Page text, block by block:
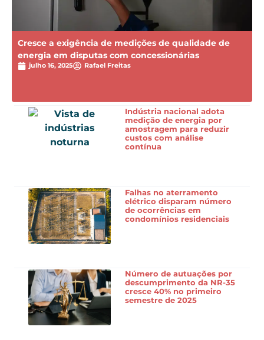
Cresce a exigência de medições de qualidade de
energia em disputas com concessionárias
julho 16, 2025 Rafael Freitas
Indústria nacional adota
medição de energia por
amostragem para reduzir
custos com análise
contínua
Falhas no aterramento
elétrico disparam número
de ocorrências em
condomínios residenciais
Número de autuações por
descumprimento da NR-35
cresce 40% no primeiro
semestre de 2025